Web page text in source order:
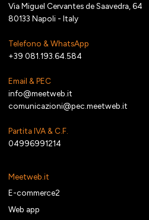
Via Miguel Cervantes de Saavedra, 64
80133 Napoli - Italy
Telefono & WhatsApp
+39 081.193.64.584
Email & PEC
info@meetweb.it
comunicazioni@pec.meetweb.it
Partita IVA & C.F.
04996991214
Meetweb.it
E-commerce2
Web app